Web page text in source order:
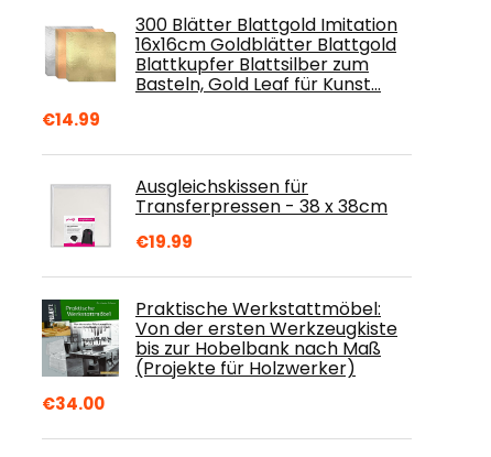
300 Blätter Blattgold Imitation
16x16cm Goldblätter Blattgold
Blattkupfer Blattsilber zum
Basteln, Gold Leaf für Kunst…
€14.99
Ausgleichskissen für
Transferpressen - 38 x 38cm
€19.99
Praktische Werkstattmöbel:
Von der ersten Werkzeugkiste
bis zur Hobelbank nach Maß
(Projekte für Holzwerker)
€34.00